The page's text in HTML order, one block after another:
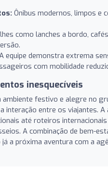
Ônibus modernos, limpos e
como lanches a bordo,
equipe demonstra extrema
com mobilidade
inesquecíveis
festivo e alegre no
interação entre os viajantes.
até roteiros internacionais
A combinação de bem-
a próxima aventura com a